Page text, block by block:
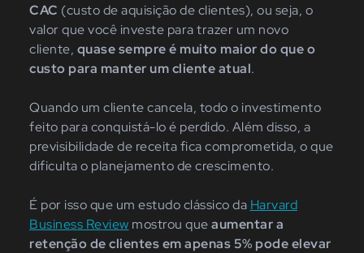
CAC (custo de aquisição de clientes), ou seja, o
valor que você investe para trazer um novo
cliente, quase sempre é muito maior do que o
custo para manter um cliente atual.
Quando um cliente cancela, todo o investimento
feito para conquistá-lo é perdido. Além disso, a
previsibilidade de receita fica comprometida, o que
dificulta o planejamento de crescimento.
É por isso que um estudo clássico da Harvard
Business Review mostrou queaumentar a
retenção de clientes em apenas 5% pode elevar